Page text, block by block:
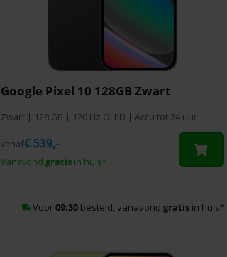
Google Pixel 10 128GB Zwart
Zwart| 128 GB | 120 Hz OLED | Accu tot 24 uur
Vanavond gratisin huis*
vanaf€539,-
Voor09:30 besteld, vanavond gratis in huis*